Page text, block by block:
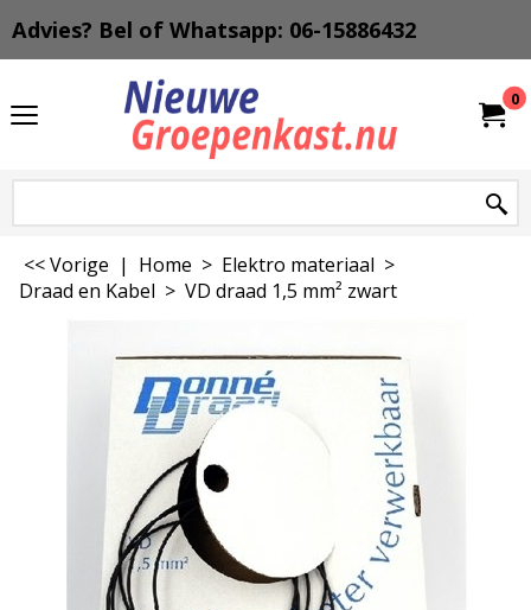
Advies? Bel of Whatsapp: 06-15886432
0
<< Vorige | Home > Elektro materiaal >
Draad en Kabel > VD draad 1,5 mm² zwart